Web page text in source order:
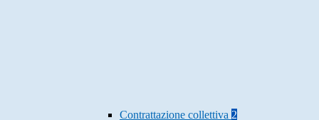
Contrattazione collettiva 2